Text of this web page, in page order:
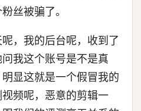
丝被骗了。
，我的后台呢，收到了
我这个账号是不是真
显这就是一个假冒我的
频呢，恶意的剪辑一